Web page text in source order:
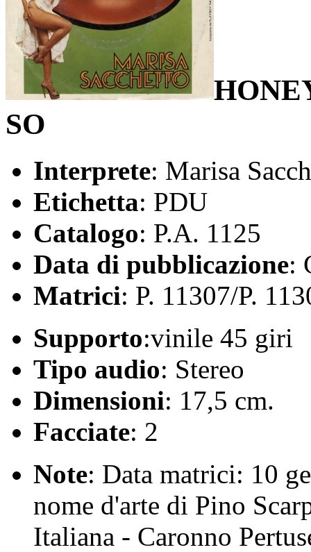
SO
Interprete: Marisa
Etichetta: PDU
Catalogo: P.A. 1125
Data di pubblicazione:
Matrici: P. 11307/P.
Supporto:vinile 45 giri
Tipo audio: Stereo
Dimensioni: 17,5 cm.
Facciate: 2
Note: Data matrici: 10
nome d'arte di Pino
Italiana - Caronno